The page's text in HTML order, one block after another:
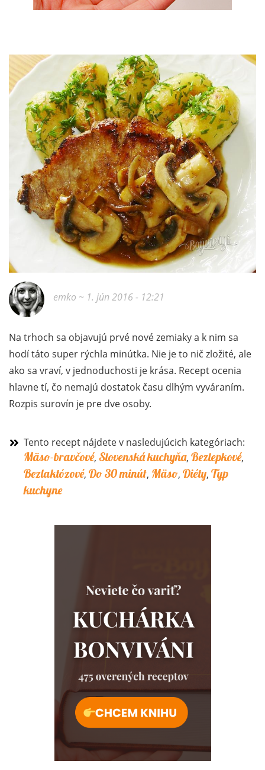
emko ~ 1. jún 2016 - 12:21
Na trhoch sa objavujú prvé nové zemiaky a k nim sa
hodí táto super rýchla minútka. Nie je to nič zložité, ale
ako sa vraví, v jednoduchosti je krása. Recept ocenia
hlavne tí, čo nemajú dostatok času dlhým vyváraním.
Rozpis surovín je pre dve osoby.
Tento recept nájdete v nasledujúcich kategóriach:
Mäso-bravčové, Slovenská kuchyňa, Bezlepkové,
Bezlaktózové, Do 30 minút, Mäso, Diéty, Typ
kuchyne